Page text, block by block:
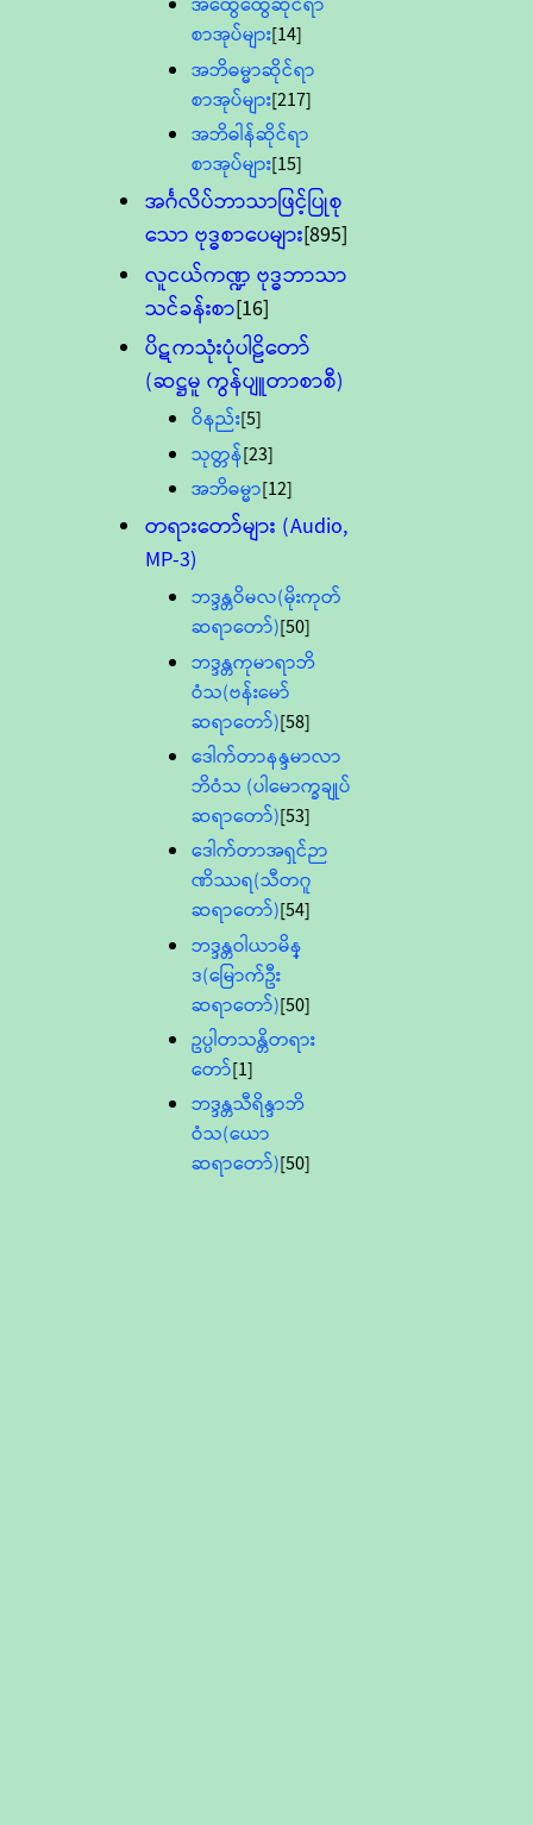
စာအုပ်များ[14]
အဘိဓမ္မာဆိုင်ရာ
စာအုပ်များ[217]
အဘိဓါန်ဆိုင်ရာ
စာအုပ်များ[15]
အင်္ဂလိပ်ဘာသာဖြင့်ပြုစု
သော ဗုဒ္ဓစာပေများ[895]
လူငယ်ကဏ္ဍ ဗုဒ္ဓဘာသာ
သင်ခန်းစာ[16]
ပိဋကသုံးပုံပါဠိတော်
(ဆဋ္ဌမူ ကွန်ပျူတာစာစီ)
ဝိနည်း[5]
သုတ္တန်[23]
အဘိဓမ္မာ[12]
တရားတော်များ (Audio,
MP-3)
ဘဒ္ဒန္တဝိမလ(မိုးကုတ်
ဆရာတော်)[50]
ဘဒ္ဒန္တကုမာရာဘိ
ဝံသ(ဗန်းမော်
ဆရာတော်)[58]
ဒေါက်တာနန္ဒမာလာ
ဘိဝံသ (ပါမောက္ခချုပ်
ဆရာတော်)[53]
ဒေါက်တာအရှင်ဉာ
ဏိဿရ(သီတဂူ
ဆရာတော်)[54]
ဘဒ္ဒန္တဝါယာမိန္
ဒ(မြောက်ဦး
ဆရာတော်)[50]
ဥပ္ပါတသန္တိတရား
တော်[1]
ဘဒ္ဒန္တသီရိန္ဒာဘိ
ဝံသ(ယော
ဆရာတော်)[50]